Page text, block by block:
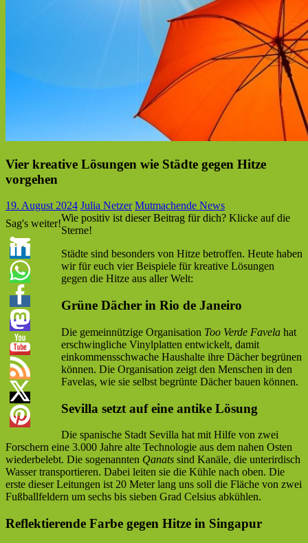
Vier kreative Lösungen wie Städte gegen Hitze
vorgehen
19. August 2024 Julia Netzer Mutmachende News
Sag's weiter!Wie positiv ist dieser Beitrag für dich? Klicke auf die
Sterne!
Städte sind besonders von Hitze betroffen. Heute haben
wir für euch vier Beispiele für kreative Lösungen
gegen die Hitze aus aller Welt:
Grüne Dächer in Rio de Janeiro
Die gemeinnützige Organisation Too Verde Favela hat
erschwingliche Vinylplatten entwickelt, damit
einkommensschwache Haushalte ihre Dächer begrünen
können. Die Organisation zeigt den Menschen in den
Favelas, wie sie selbst begrünte Dächer bauen können.
Sevilla setzt auf eine antike Lösung
Die spanische Stadt Sevilla hat mit Hilfe von zwei
Forschern eine 3.000 Jahre alte Technologie aus dem nahen Osten
wiederbelebt. Die sogenannten Qanats sind Kanäle, die unterirdisch
Wasser transportieren. Dabei leiten sie die Kühle nach oben. Die
erste dieser Leitungen ist 20 Meter lang uns soll die Fläche von zwei
Fußballfeldern um sechs bis sieben Grad Celsius abkühlen.
Reflektierende Farbe gegen Hitze in Singapur